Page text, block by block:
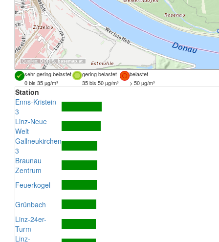
Quellen: DORIS, basemap.at
sehr gering belastet gering belastet
belastet
0 bis 35 µg/m³
35 bis 50 µg/m³ > 50 µg/m³
Station
Enns-Kristein
3
Linz-Neue
Welt
Gallneukirchen
3
Braunau
Zentrum
Feuerkogel
Grünbach
Linz-24er-
Turm
Linz-